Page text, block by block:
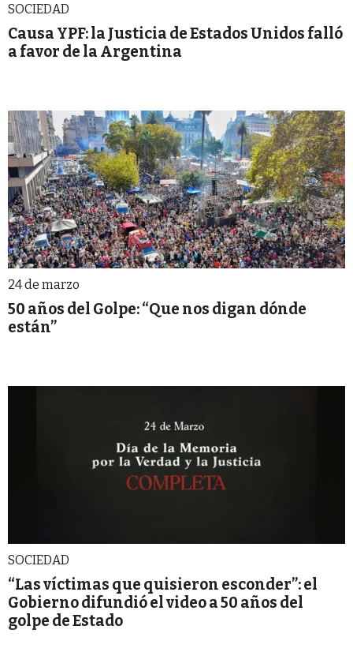
SOCIEDAD
Causa YPF: la Justicia de Estados Unidos falló
a favor de la Argentina
24 de marzo
50 años del Golpe: “Que nos digan dónde
están”
SOCIEDAD
“Las víctimas que quisieron esconder”: el
Gobierno difundió el video a 50 años del
golpe de Estado